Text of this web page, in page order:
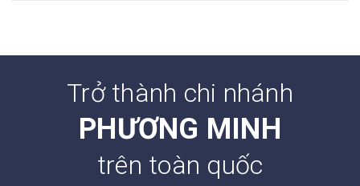
Trở thành chi nhánh
PHƯƠNG MINH
trên toàn quốc